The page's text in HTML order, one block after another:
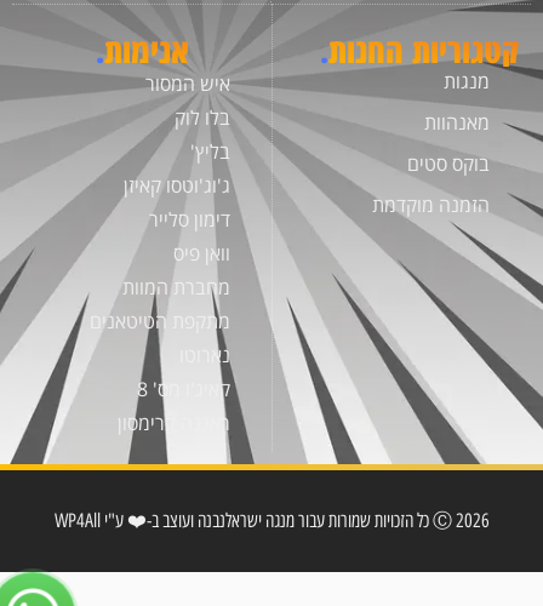
קטגוריות החנות.
מנגות
מאנהוות
בוקס סטים
הזמנה מוקדמת
אנימות.
איש המסור
בלו לוק
בליץ'
ג'וג'וטסו קאיזן
דימון סלייר
וואן פיס
מחברת המוות
מתקפת הטיטאנים
נארוטו
קאיג'ו מס' 8
ראגנה קרימסון
2026 Ⓒ כל הזכויות שמורות עבור מנגה ישראל נבנה ועוצב ב-❤️ ע"י WP4All